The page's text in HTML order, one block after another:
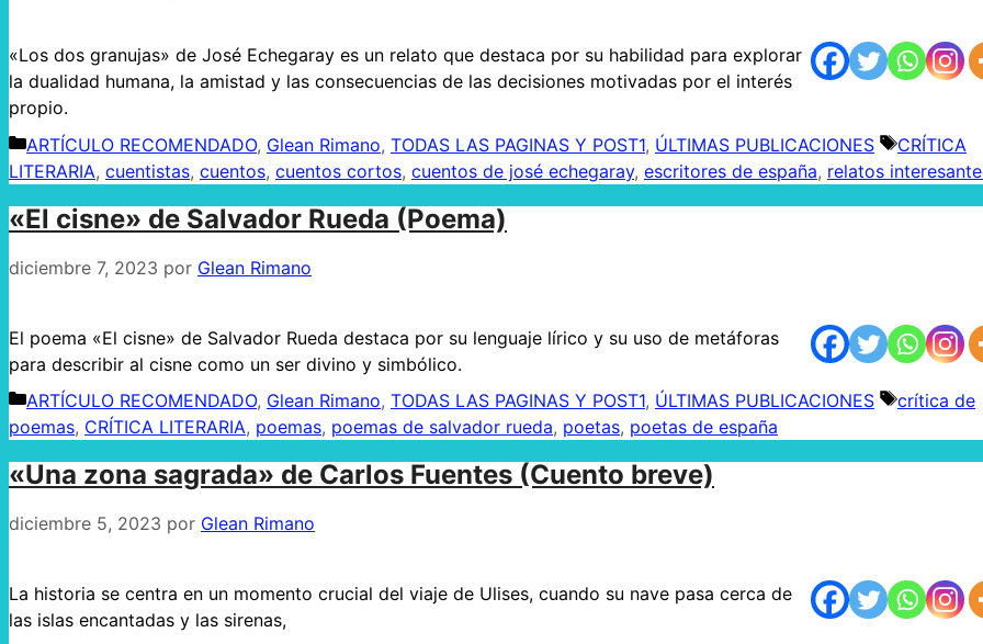
«Los dos granujas» de José Echegaray es un relato que destaca por su habilidad para explorar
la dualidad humana, la amistad y las consecuencias de las decisiones motivadas por el interés
propio.
Categorías
ARTÍCULO RECOMENDADO, Glean Rimano, TODAS LAS PAGINAS Y POST1, ÚLTIMAS PUBLICACIONES Etiquetas
CRÍTICA
LITERARIA, cuentistas, cuentos, cuentos cortos, cuentos de josé echegaray, escritores de españa, relatos
«El cisne» de Salvador Rueda (Poema)
diciembre 7, 2023 por Glean Rimano
El poema «El cisne» de Salvador Rueda destaca por su lenguaje lírico y su uso de metáforas
para describir al cisne como un ser divino y simbólico.
Categorías
ARTÍCULO RECOMENDADO, Glean Rimano, TODAS LAS PAGINAS Y POST1, ÚLTIMAS PUBLICACIONES Etiquetas
crítica de
poemas, CRÍTICA LITERARIA, poemas, poemas de salvador rueda, poetas, poetas de españa
«Una zona sagrada» de Carlos Fuentes (Cuento breve)
diciembre 5, 2023 por Glean Rimano
La historia se centra en un momento crucial del viaje de Ulises, cuando su nave pasa cerca de
las islas encantadas y las sirenas,